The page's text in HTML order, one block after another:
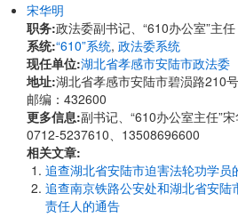
宋华明
职务:政法委副书记、“610办公室”主任
系统:“610”系统, 政法委系统
现任单位:湖北省孝感市安陆市政法委
地址:湖北省孝感市安陆市碧涢路210
邮编：432600
更多信息:副书记、“610办公室主任”
0712-5237610、13508696600
相关文章:
追查湖北省安陆市迫害法轮功学员
追查南京铁路公安处和湖北省安陆
责任人的通告